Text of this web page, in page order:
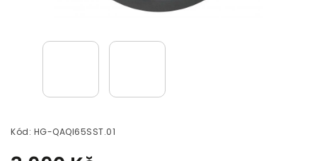
Kód: HG-QAQI65SST.01